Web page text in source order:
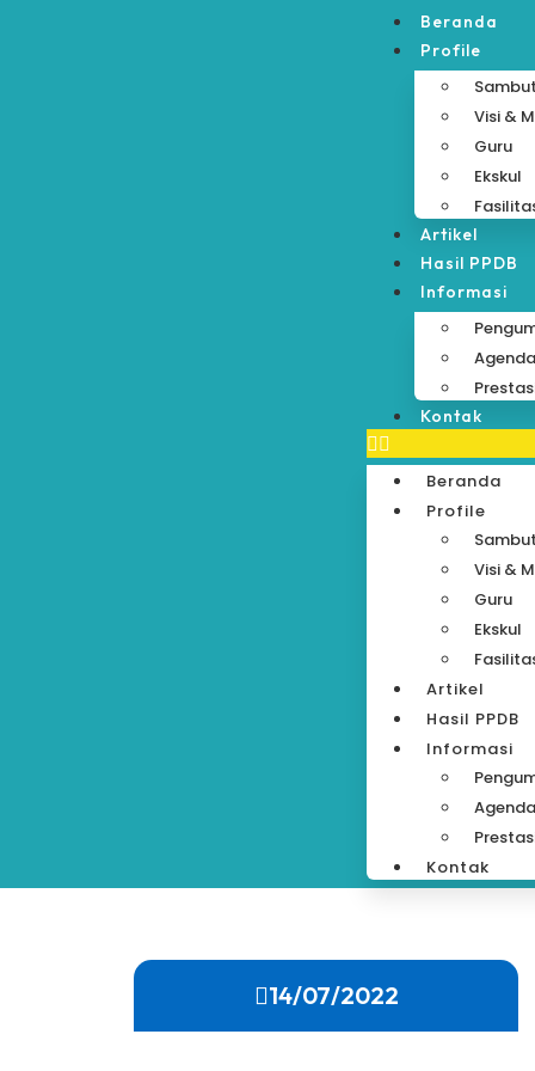
Beranda
Profile
Visi &
Guru
Ekskul
Artikel
Hasil PPDB
Informasi
Agenda
Kontak
Beranda
Profile
Visi &
Guru
Ekskul
Artikel
Hasil PPDB
Informasi
Agenda
Kontak
14/07/2022